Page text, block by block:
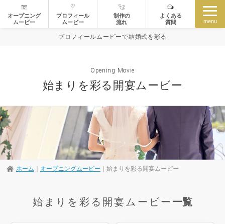
プロフィールムービーで結婚式を彩る
menu
オープニング
ムービー
プロフィール
ムービー
制作の
流れ
よくある
質問
Opening Movie
始まりを彩る開宴ムービー
ホーム ｜ オープニングムービー ｜ 始まりを彩る開宴ムービー
始まりを彩る開宴ムービー 一覧